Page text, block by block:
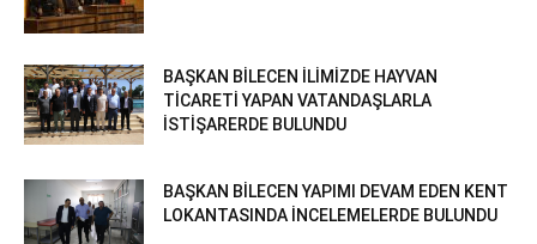
BAŞKAN BİLECEN İLİMİZDE HAYVAN
TİCARETİ YAPAN VATANDAŞLARLA
İSTİŞARERDE BULUNDU
BAŞKAN BİLECEN YAPIMI DEVAM EDEN KENT
LOKANTASINDA İNCELEMELERDE BULUNDU